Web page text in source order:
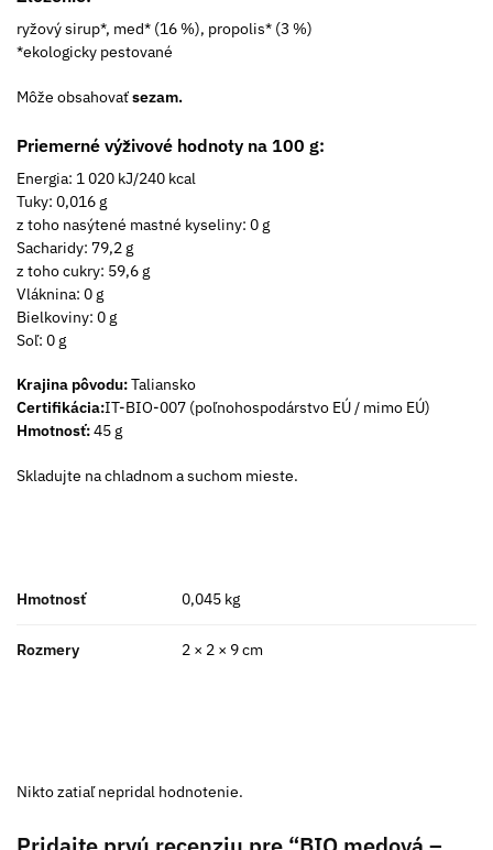
ryžový sirup*, med* (16 %), propolis* (3 %)
*ekologicky pestované
Môže obsahovaťsezam.
Priemerné výživové hodnoty na 100 g:
Energia: 1 020 kJ/240 kcal
Tuky: 0,016 g
z toho nasýtené mastné kyseliny: 0 g
Sacharidy: 79,2 g
z toho cukry: 59,6 g
Vláknina: 0 g
Bielkoviny: 0 g
Soľ: 0 g
Krajina pôvodu:Taliansko
Certifikácia:IT-BIO-007 (poľnohospodárstvo EÚ / mimo EÚ)
Hmotnosť:45 g
Skladujte na chladnom a suchom mieste.
Hmotnosť 0,045 kg
Rozmery 2 × 2 × 9 cm
Nikto zatiaľ nepridal hodnotenie.